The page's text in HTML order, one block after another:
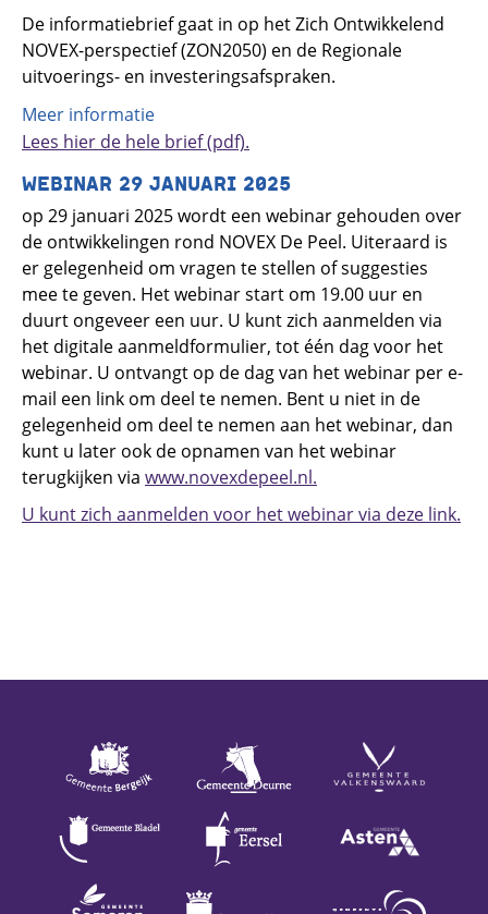
De informatiebrief gaat in op het Zich Ontwikkelend
NOVEX-perspectief (ZON2050) en de Regionale
uitvoerings- en investeringsafspraken.
Meer informatie
Lees hier de hele brief (pdf).
WEBINAR 29 JANUARI 2025
op 29 januari 2025 wordt een webinar gehouden over
de ontwikkelingen rond NOVEX De Peel. Uiteraard is
er gelegenheid om vragen te stellen of suggesties
mee te geven. Het webinar start om 19.00 uur en
duurt ongeveer een uur. U kunt zich aanmelden via
het digitale aanmeldformulier, tot één dag voor het
webinar. U ontvangt op de dag van het webinar per e-
mail een link om deel te nemen. Bent u niet in de
gelegenheid om deel te nemen aan het webinar, dan
kunt u later ook de opnamen van het webinar
terugkijken via www.novexdepeel.nl.
U kunt zich aanmelden voor het webinar via deze link.